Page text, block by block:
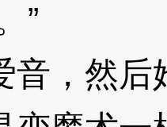
”
，然后